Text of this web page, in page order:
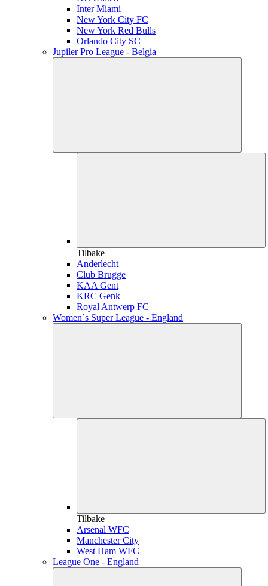
Inter Miami
New York City FC
New York Red Bulls
Orlando City SC
Jupiler Pro League - Belgia
Tilbake
Anderlecht
Club Brugge
KAA Gent
KRC Genk
Royal Antwerp FC
Women´s Super League - England
Tilbake
Arsenal WFC
Manchester City
West Ham WFC
League One - England